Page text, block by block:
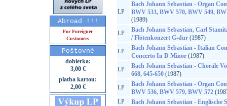
Abroad !!!
For Foreigner
Customers
Poštovné
dobierka:
3,00 €
platba kartou:
2,00 €
LP
Bach Johann Sebastian - Organ
BWV 533, BWV 570, BWV 549,
(1989)
LP
Bach Johann Sebastian, Carl
/ Flötenkonzert G-dur(1987)
LP
Bach Johann Sebastian - Italian
Concerto In D Minor(1987)
LP
Bach Johann Sebastian - Choräle
668, 645-650(1987)
LP
Bach Johann Sebastian - Organ
BWV 536, BWV 579, BWV 572
LP
Bach Johann Sebastian - Englische